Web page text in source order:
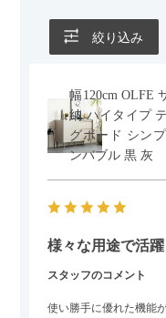
絞り込み
幅120cm OLFE
納 ハイタイプ
グボード シン
ンバブル 黒 灰
様々な用途で活躍
スタッフのコメント
使い勝手に優れた機能